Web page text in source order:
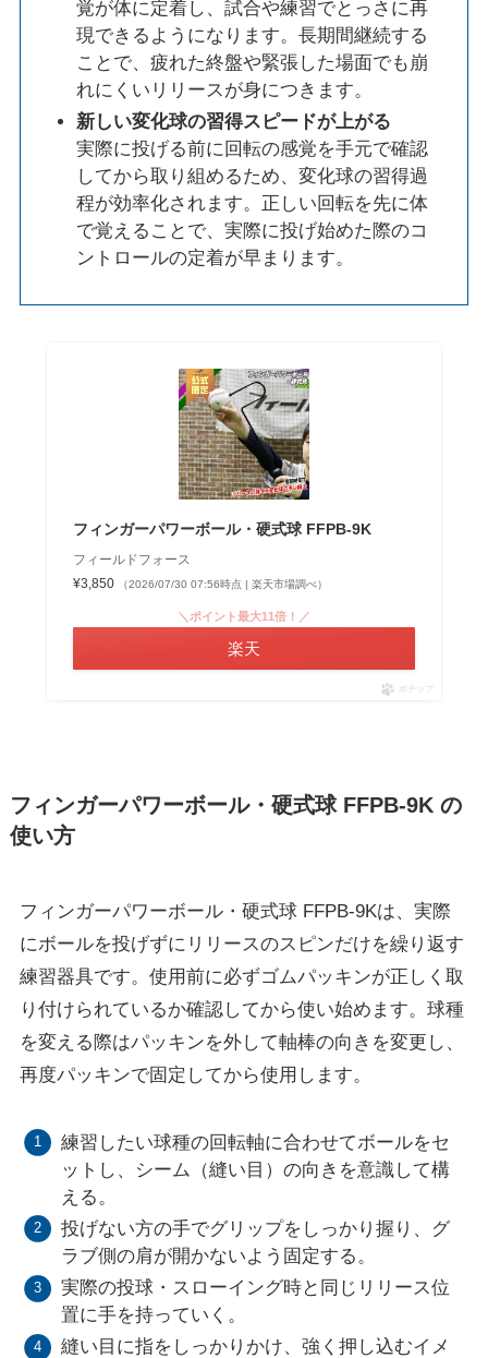
覚が体に定着し、試合や練習でとっさに再
現できるようになります。長期間継続する
ことで、疲れた終盤や緊張した場面でも崩
れにくいリリースが身につきます。
新しい変化球の習得スピードが上がる
実際に投げる前に回転の感覚を手元で確認
してから取り組めるため、変化球の習得過
程が効率化されます。正しい回転を先に体
で覚えることで、実際に投げ始めた際のコ
ントロールの定着が早まります。
フィンガーパワーボール・硬式球 FFPB-9K
フィールドフォース
¥3,850
（2026/07/30 07:56時点 | 楽天市場調べ）
＼ポイント最大11倍！／
楽天
ポチップ
フィンガーパワーボール・硬式球 FFPB-9K の
使い方
フィンガーパワーボール・硬式球 FFPB-9Kは、実際
にボールを投げずにリリースのスピンだけを繰り返す
練習器具です。使用前に必ずゴムパッキンが正しく取
り付けられているか確認してから使い始めます。球種
を変える際はパッキンを外して軸棒の向きを変更し、
再度パッキンで固定してから使用します。
練習したい球種の回転軸に合わせてボールをセ
ットし、シーム（縫い目）の向きを意識して構
える。
投げない方の手でグリップをしっかり握り、グ
ラブ側の肩が開かないよう固定する。
実際の投球・スローイング時と同じリリース位
置に手を持っていく。
縫い目に指をしっかりかけ、強く押し込むイメ